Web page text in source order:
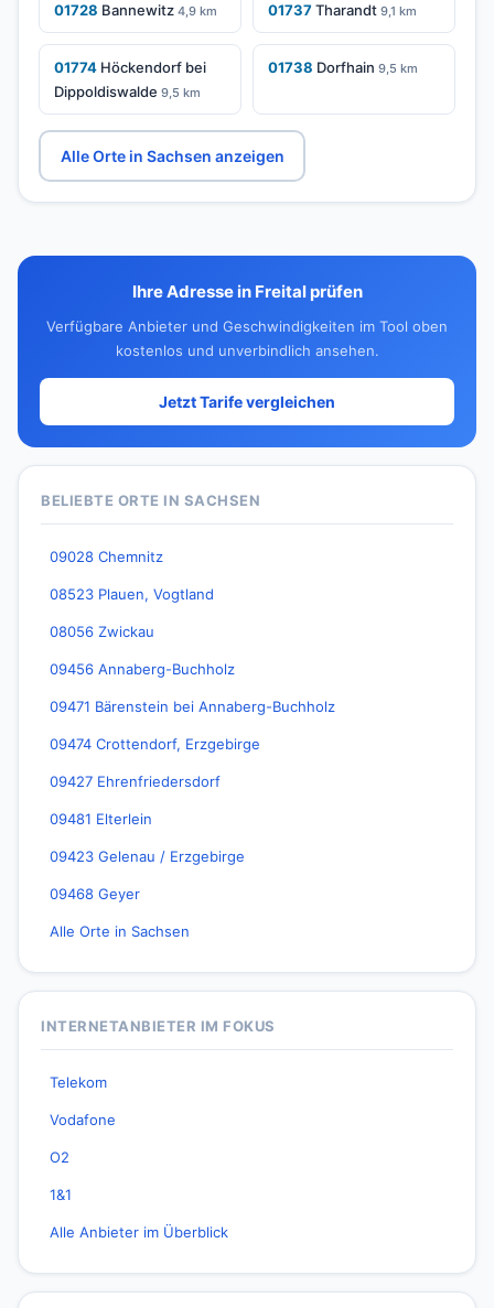
01728 Bannewitz 4,9 km 01737Tharandt 9,1 km
01774 Höckendorf bei
Dippoldiswalde 9,5 km
01738 Dorfhain 9,5 km
Alle Orte in Sachsen anzeigen
Ihre Adresse in Freital prüfen
Verfügbare Anbieter und Geschwindigkeiten im Tool oben
kostenlos und unverbindlich ansehen.
Jetzt Tarife vergleichen
BELIEBTE ORTE IN SACHSEN
09028 Chemnitz
08523 Plauen, Vogtland
08056 Zwickau
09456 Annaberg-Buchholz
09471 Bärenstein bei Annaberg-Buchholz
09474 Crottendorf, Erzgebirge
09427 Ehrenfriedersdorf
09481 Elterlein
09423 Gelenau / Erzgebirge
09468 Geyer
Alle Orte in Sachsen
INTERNETANBIETER IM FOKUS
Telekom
Vodafone
O2
1&1
Alle Anbieter im Überblick